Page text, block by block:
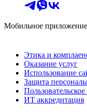
Мобильное приложение
Этика и
Оказание услуг
Использование
Защита
ИТ аккредитация